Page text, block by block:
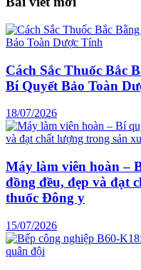
Cách Sắc Thuốc Bắc
Bí Quyết Bảo Toàn
18/07/2026
Máy làm viên hoàn –
đồng đều, đẹp và đạt
thuốc Đông y
15/07/2026